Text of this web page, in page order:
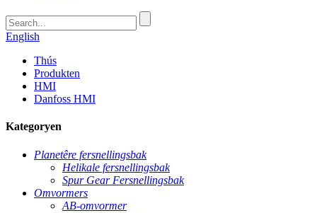
English
Thús
Produkten
HMI
Danfoss HMI
Kategoryen
Planetêre fersnellingsbak
Helikale fersnellingsbak
Spur Gear Fersnellingsbak
Omvormers
AB-omvormer